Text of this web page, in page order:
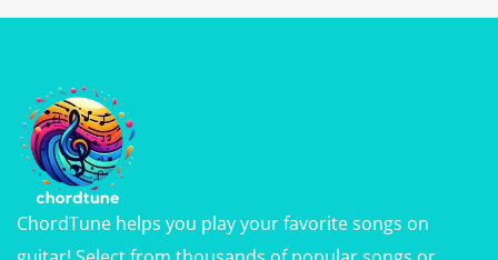
ChordTune helps you play your favorite songs on